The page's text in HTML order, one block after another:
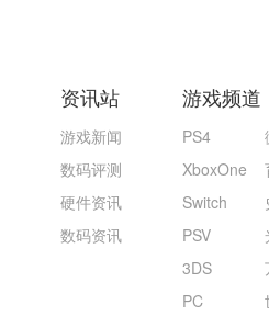
资讯站
游戏新闻
数码评测
硬件资讯
数码资讯
游戏频道
PS4
XboxOne
Switch
PSV
3DS
PC